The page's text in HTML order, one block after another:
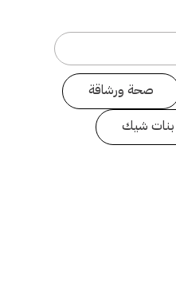
صحة ورشاقة
بنات شيك